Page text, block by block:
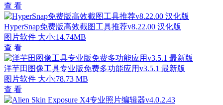
查 看
HyperSnap免费版高效截图工具推荐v8.22.00 汉化版
图片软件 大小:14.74MB
查 看
洋芋田图像工具专业版免费多功能应用v3.5.1 最新版
图片软件 大小:78.73 MB
查 看